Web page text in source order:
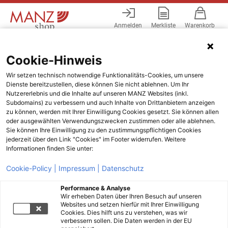
Anmelden Merkliste Warenkorb
Cookie-Hinweis
Wir setzen technisch notwendige Funktionalitäts-Cookies, um unsere
Dienste bereitzustellen, diese können Sie nicht ablehnen. Um Ihr
Nutzererlebnis und die Inhalte auf unseren MANZ Websites (inkl.
Subdomains) zu verbessern und auch Inhalte von Drittanbietern anzeigen
zu können, werden mit Ihrer Einwilligung Cookies gesetzt. Sie können allen
oder ausgewählten Verwendungszwecken zustimmen oder alle ablehnen.
Sie können Ihre Einwilligung zu den zustimmungspflichtigen Cookies
jederzeit über den Link "Cookies" im Footer widerrufen. Weitere
Informationen finden Sie unter:
Cookie-Policy | Impressum | Datenschutz
Performance & Analyse
Wir erheben Daten über Ihren Besuch auf unseren
Websites und setzen hierfür mit Ihrer Einwilligung
Cookies. Dies hilft uns zu verstehen, was wir
verbessern sollen. Die Daten werden in der EU